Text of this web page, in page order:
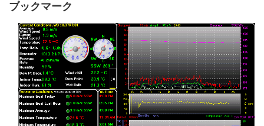
ブックマーク